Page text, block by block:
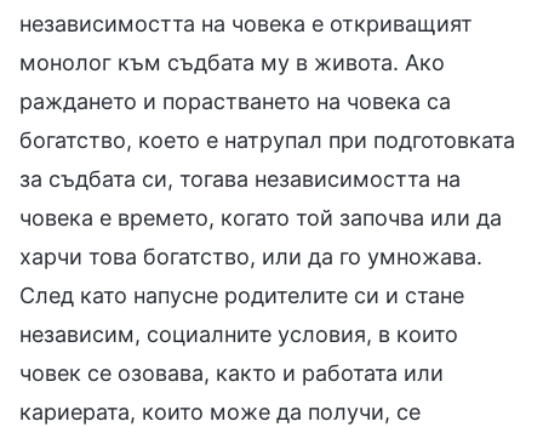
независимостта на човека е откриващият
монолог към съдбата му в живота. Ако
раждането и порастването на човека са
богатство, което е натрупал при подготовката
за съдбата си, тогава независимостта на
човека е времето, когато той започва или да
харчи това богатство, или да го умножава.
След като напусне родителите си и стане
независим, социалните условия, в които
човек се озовава, както и работата или
кариерата, които може да получи, се